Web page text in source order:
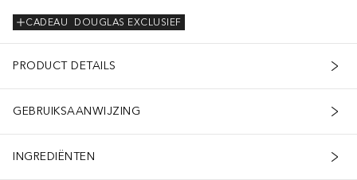
DOUGLAS EXCLUSIEF
CADEAU
PRODUCT DETAILS
GEBRUIKSAANWIJZING
INGREDIËNTEN